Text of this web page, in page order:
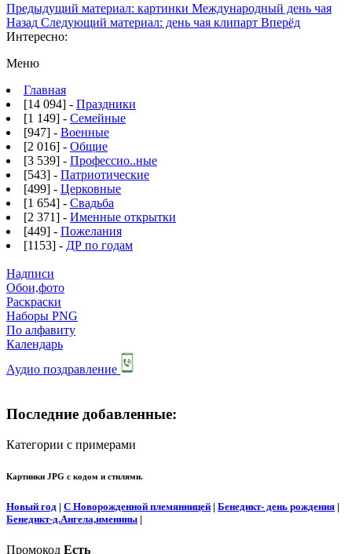
Предыдущий материал: картинки Международный день чая
Назад Следующий материал: день чая клипарт Вперёд
Интересно:
Меню
Главная
[14 094] - Праздники
[1 149] - Семейные
[947] - Военные
[2 016] - Общие
[3 539] - Профессио..ные
[543] - Патриотические
[499] - Церковные
[1 654] - Свадьба
[2 371] - Именные открытки
[449] - Пожелания
[1153] - ДР по годам
Надписи
Обои,фото
Раскраски
Наборы PNG
По алфавиту
Календарь
Аудио поздравление
Последние добавленные:
Категории с примерами
Картинки JPG с кодом и стилями.
Новый год | С Новорожденной племянницей | Бенедикт- день рождения |
Бенедикт-д.Ангела,именины |
Промокод Есть